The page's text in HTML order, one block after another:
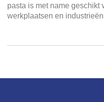
pasta is met name geschikt
werkplaatsen en